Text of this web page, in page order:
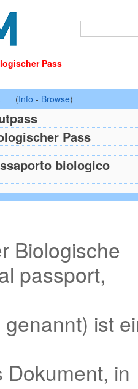
Pass
(Info - Browse)
Pass
biologico
Biologische
passport,
ist
in